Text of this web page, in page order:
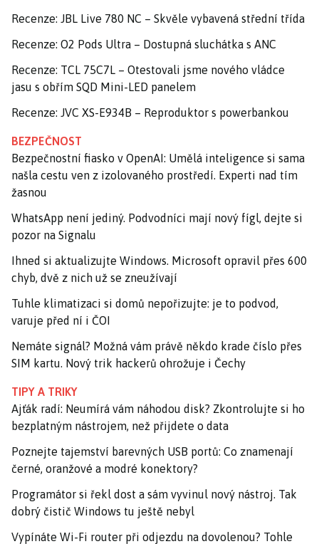
Recenze: JBL Live 780 NC – Skvěle vybavená střední třída
Recenze: O2 Pods Ultra – Dostupná sluchátka s ANC
Recenze: TCL 75C7L – Otestovali jsme nového vládce
jasu s obřím SQD Mini-LED panelem
Recenze: JVC XS-E934B – Reproduktor s powerbankou
BEZPEČNOST
Bezpečnostní fiasko v OpenAI: Umělá inteligence si sama
našla cestu ven z izolovaného prostředí. Experti nad tím
žasnou
WhatsApp není jediný. Podvodníci mají nový fígl, dejte si
pozor na Signalu
Ihned si aktualizujte Windows. Microsoft opravil přes 600
chyb, dvě z nich už se zneužívají
Tuhle klimatizaci si domů nepořizujte: je to podvod,
varuje před ní i ČOI
Nemáte signál? Možná vám právě někdo krade číslo přes
SIM kartu. Nový trik hackerů ohrožuje i Čechy
TIPY A TRIKY
Ajťák radí: Neumírá vám náhodou disk? Zkontrolujte si ho
bezplatným nástrojem, než přijdete o data
Poznejte tajemství barevných USB portů: Co znamenají
černé, oranžové a modré konektory?
Programátor si řekl dost a sám vyvinul nový nástroj. Tak
dobrý čistič Windows tu ještě nebyl
Vypínáte Wi-Fi router při odjezdu na dovolenou? Tohle